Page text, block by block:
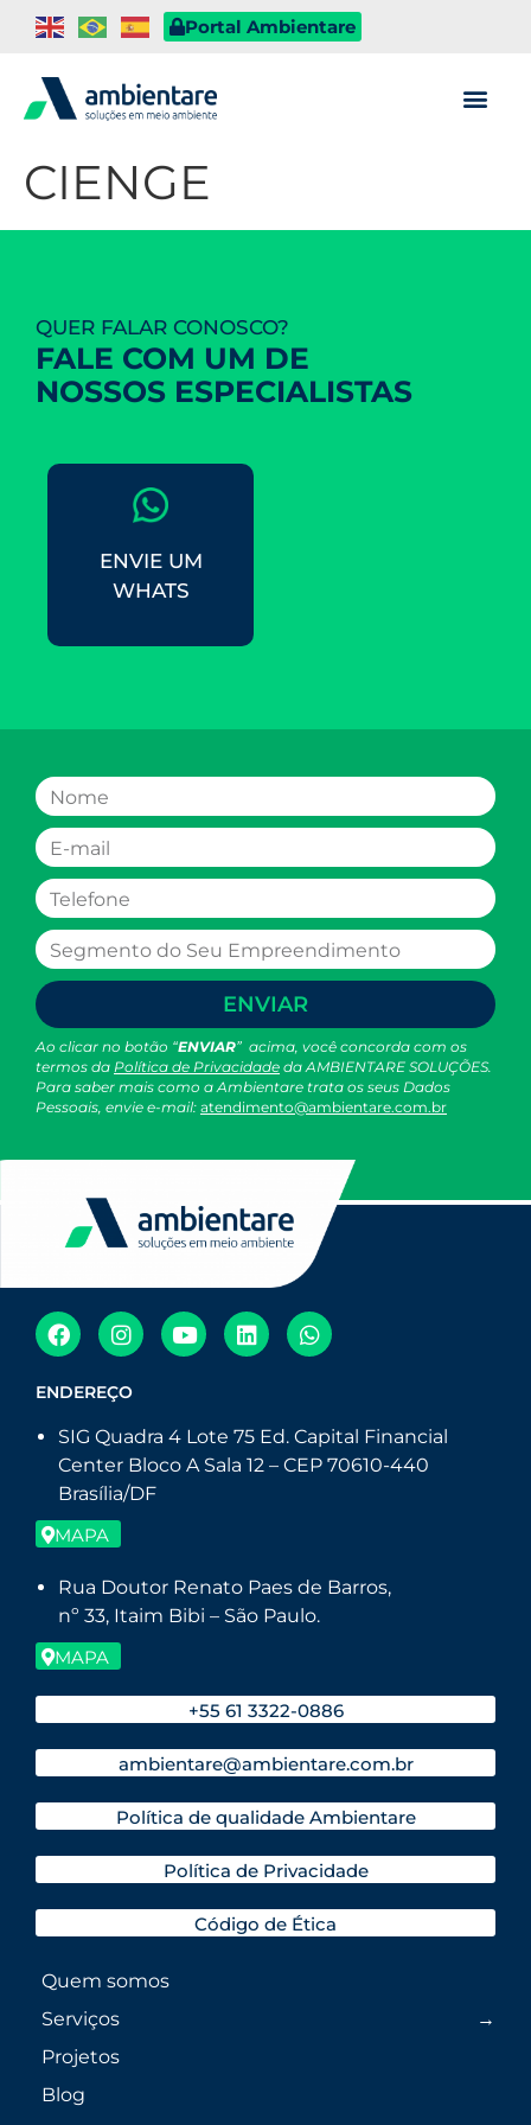
Portal Ambientare
CIENGE
QUER FALAR CONOSCO?
FALE COM UM DE
NOSSOS ESPECIALISTAS
ENVIE UM
WHATS
ENVIAR
Ao clicar no botão “ENVIAR” acima, você concorda com os
termos da Política de Privacidade da AMBIENTARE SOLUÇÕES.
Para saber mais como a Ambientare trata os seus Dados
Pessoais, envie e-mail: atendimento@ambientare.com.br
ENDEREÇO
SIG Quadra 4 Lote 75 Ed. Capital Financial
Center Bloco A Sala 12 – CEP 70610-440
Brasília/DF
MAPA
Rua Doutor Renato Paes de Barros,
nº 33, Itaim Bibi – São Paulo.
MAPA
+55 61 3322-0886
ambientare@ambientare.com.br
Política de qualidade Ambientare
Política de Privacidade
Código de Ética
Quem somos
Serviços
Projetos
Blog